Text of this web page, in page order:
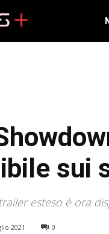
sui
esteso è ora
2021 0